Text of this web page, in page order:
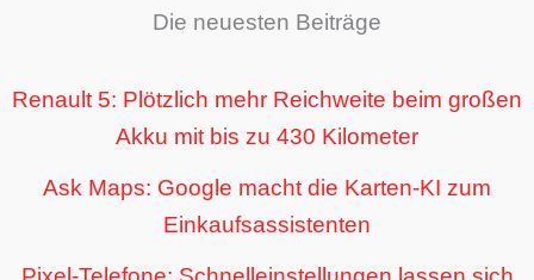
Die neuesten Beiträge
Renault 5: Plötzlich mehr Reichweite beim großen
Akku mit bis zu 430 Kilometer
Ask Maps: Google macht die Karten-KI zum
Einkaufsassistenten